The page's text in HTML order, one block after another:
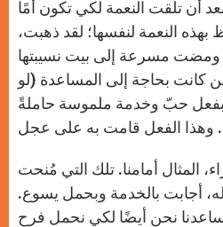
أن تلّقت النعمة لكي تكون أمًا
النعمة لنفسها؛ لقد ذهبت،
ومضت مسرعة إلى بيت نسيبتها
كانت بحاجة إلى المساعدة (لو
بفعل حبّ وخدمة ملموسة حاملةً
المثال أمامنا. تلك التي مُنحت
أجابت بالخدمة وبحمل يسوع.
نحن أيضًا لكي نحمل فرح